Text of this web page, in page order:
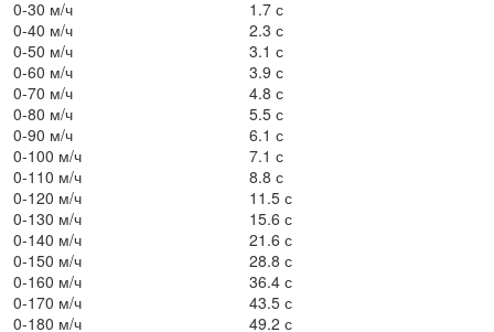
0-30 м/ч
1.7 с
0-40 м/ч
2.3 с
0-50 м/ч
3.1 с
0-60 м/ч
3.9 с
0-70 м/ч
4.8 с
0-80 м/ч
5.5 с
0-90 м/ч
6.1 с
0-100 м/ч
7.1 с
0-110 м/ч
8.8 с
0-120 м/ч
11.5 с
0-130 м/ч
15.6 с
0-140 м/ч
21.6 с
0-150 м/ч
28.8 с
0-160 м/ч
36.4 с
0-170 м/ч
43.5 с
0-180 м/ч
49.2 с